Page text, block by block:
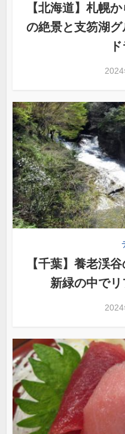
【北海道】札幌
の絶景と支笏湖
【千葉】養老渓
新緑の中で